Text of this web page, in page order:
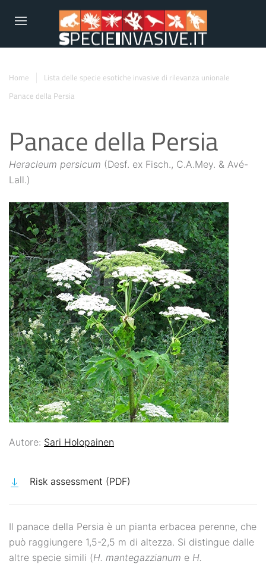
Home
Lista delle specie esotiche invasive di rilevanza unionale
Panace della Persia
Panace della Persia
Heracleum persicum (Desf. ex Fisch., C.A.Mey. & Avé-
Lall.)
Autore: Sari Holopainen
Risk assessment (PDF)
Il panace della Persia è un pianta erbacea perenne, che
può raggiungere 1,5-2,5 m di altezza. Si distingue dalle
altre specie simili (H. mantegazzianum e H.